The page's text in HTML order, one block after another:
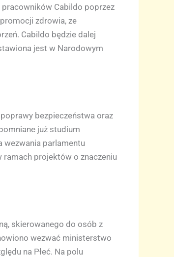
Cabildo poprzez
zdrowia, ze
Cabildo będzie dalej
jest w Narodowym
bezpieczeństwa oraz
już studium
wezwania parlamentu
projektów o znaczeniu
skierowanego do osób z
wezwać ministerstwo
na Płeć. Na polu